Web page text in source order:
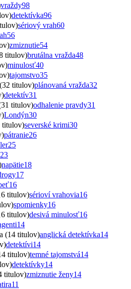
vraždy98
detektívka96
sériový vrah60
56
zmiznutie54
titulov)brutálna vražda48
minulosť40
tajomstvo35
titulov)plánovaná vražda32
detektív31
titulov)odhalenie pravdy31
Londýn30
titulov)severské krimi30
pátranie26
25
23
napätie18
17
16
titulov)sérioví vrahovia16
spomienky16
titulov)desivá minulosť16
14
(14 titulov)anglická detektívka14
detektívi14
titulov)temné tajomstvá14
detektívky14
titulov)zmiznutie ženy14
11